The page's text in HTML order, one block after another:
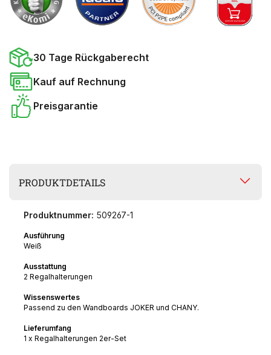
30 Tage Rückgaberecht
Kauf auf Rechnung
Preisgarantie
PRODUKTDETAILS
Produktnummer: 509267-1
Ausführung
Weiß
Ausstattung
2 Regalhalterungen
Wissenswertes
Passend zu den Wandboards JOKER und CHANY.
Lieferumfang
1 x Regalhalterungen 2er-Set